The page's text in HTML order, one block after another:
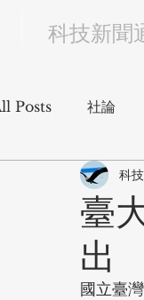
科技新聞
Posts 社論
臺
出
科
國立臺